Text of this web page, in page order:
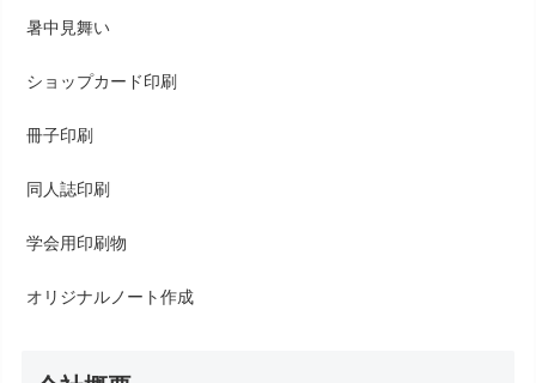
暑中見舞い
ショップカード印刷
冊子印刷
同人誌印刷
学会用印刷物
オリジナルノート作成